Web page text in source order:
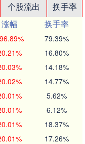
个股流出
换手率
涨幅
换手率
79.39%
16.80%
14.18%
14.77%
5.62%
6.12%
18.37%
17.26%